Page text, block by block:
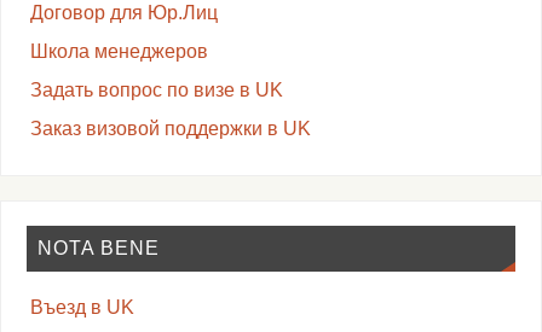
Договор для Юр.Лиц
Школа менеджеров
Задать вопрос по визе в UK
Заказ визовой поддержки в UK
NOTA BENE
Въезд в UK